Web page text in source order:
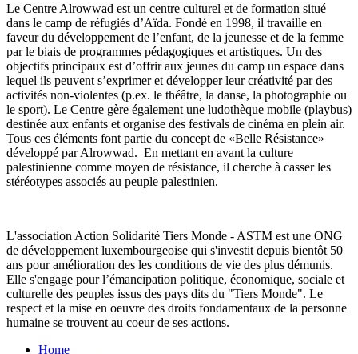
Le Centre Alrowwad est un centre culturel et de formation situé
dans le camp de réfugiés d’Aïda. Fondé en 1998, il travaille en
faveur du développement de l’enfant, de la jeunesse et de la femme
par le biais de programmes pédagogiques et artistiques. Un des
objectifs principaux est d’offrir aux jeunes du camp un espace dans
lequel ils peuvent s’exprimer et développer leur créativité par des
activités non-violentes (p.ex. le théâtre, la danse, la photographie ou
le sport). Le Centre gère également une ludothèque mobile (playbus)
destinée aux enfants et organise des festivals de cinéma en plein air.
Tous ces éléments font partie du concept de «Belle Résistance»
développé par Alrowwad. En mettant en avant la culture
palestinienne comme moyen de résistance, il cherche à casser les
stéréotypes associés au peuple palestinien.
L'association Action Solidarité Tiers Monde - ASTM est une ONG
de développement luxembourgeoise qui s'investit depuis bientôt 50
ans pour amélioration des les conditions de vie des plus démunis.
Elle s'engage pour l’émancipation politique, économique, sociale et
culturelle des peuples issus des pays dits du "Tiers Monde". Le
respect et la mise en oeuvre des droits fondamentaux de la personne
humaine se trouvent au coeur de ses actions.
Home